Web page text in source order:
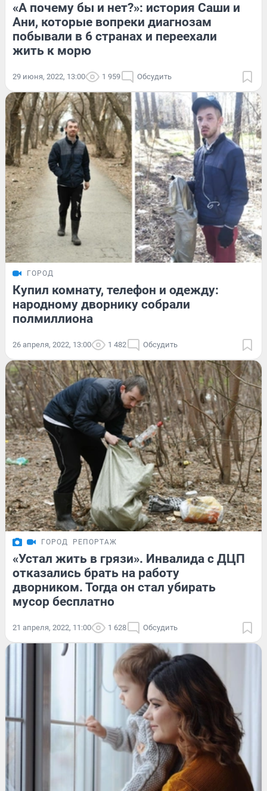
«А почему бы и нет?»: история Саши и
Ани, которые вопреки диагнозам
побывали в 6 странах и переехали
жить к морю
29 июня, 2022, 13:00 1 959 Обсудить
ГОРОД
Купил комнату, телефон и одежду:
народному дворнику собрали
полмиллиона
26 апреля, 2022, 13:00 1 482 Обсудить
ГОРОД РЕПОРТАЖ
«Устал жить в грязи». Инвалида с ДЦП
отказались брать на работу
дворником. Тогда он стал убирать
мусор бесплатно
21 апреля, 2022, 11:00 1 628 Обсудить